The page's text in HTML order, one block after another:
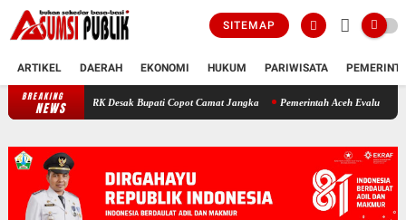
SITEMAP
ARTIKEL DAERAH EKONOMI HUKUM PARIWISATA
BREAKING
NEWS Polemik SKT Korban Bencana di Bireuen: Pimpinan DPRK Desak